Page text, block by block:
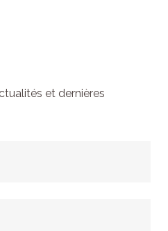
et dernières